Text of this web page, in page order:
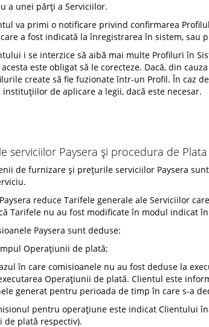
a unei părți a Serviciilor.
va primi o notificare privind confirmarea
a fost indicată la înregistrarea în sistem, sau
i se interzice să aibă mai multe Profiluri în
este obligat să le corecteze. Dacă, din
create să fie fuzionate într-un Profil. În caz
de aplicare a legii, dacă este necesar.
serviciilor Paysera și procedura de Plata
de furnizare și prețurile serviciilor Paysera
reduce Tarifele generale ale Serviciilor
Tarifele nu au fost modificate în modul indicat
Paysera sunt deduse:
Operațiunii de plată;
în care comisioanele nu au fost deduse la
Operațiunii de plată. Clientul este
generat pentru perioada de timp în care s-a
pentru operațiune este indicat Clientului
de plată respectiv).